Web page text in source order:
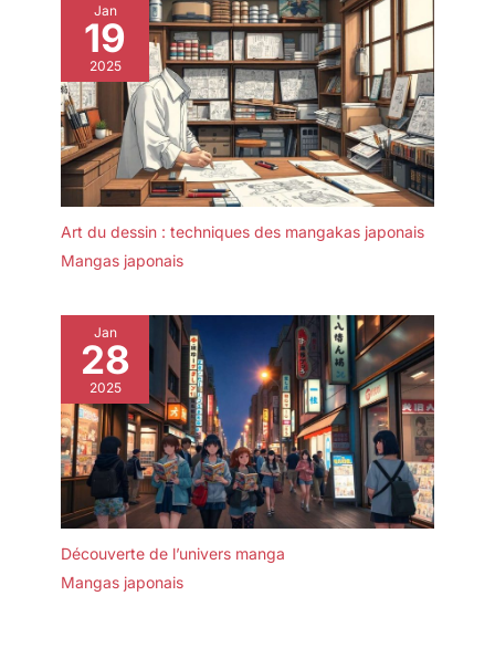
Jan
19
2025
Art du dessin : techniques des mangakas japonais
Mangas japonais
Jan
28
2025
Découverte de l’univers manga
Mangas japonais